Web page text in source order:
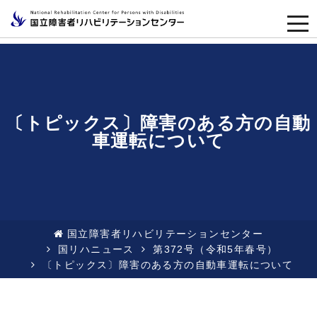
〔トピックス〕障害のある方の自動
車運転について
国立障害者リハビリテーションセンター
国リハニュース
第372号（令和5年春号）
〔トピックス〕障害のある方の自動車運転について